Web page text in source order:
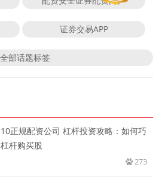
证券交易APP
全部话题标签
正规配资公司 杠杆投资攻略：如何巧
杆购买股
273